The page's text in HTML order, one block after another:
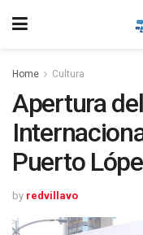
Home Cultura
Apertura
Puerto
by redvillavo